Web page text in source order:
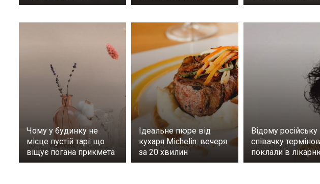
Чому у будинку не
місце пустій тарі: що
віщує погана прикмета
Ідеальне пюре від
кухаря Michelin: вечеря
за 20 хвилин
Відому російську
співачку
поклали в